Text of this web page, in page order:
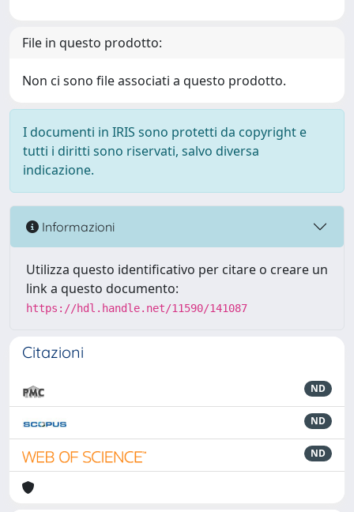
File in questo prodotto:
Non ci sono file associati a questo prodotto.
I documenti in IRIS sono protetti da copyright e
tutti i diritti sono riservati, salvo diversa
indicazione.
Informazioni
Utilizza questo identificativo per citare o creare un
link a questo documento:
https://hdl.handle.net/11590/141087
Citazioni
ND
ND
ND